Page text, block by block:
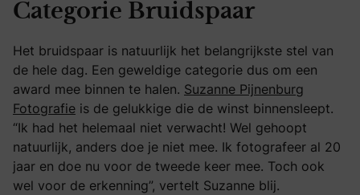
Categorie Bruidspaar
Het bruidspaar is natuurlijk het belangrijkste stel van
de hele dag. Een geweldige categorie dus om een
award mee binnen te halen. Suzanne Pijnenburg
Fotografie is de gelukkige die de winst binnensleept.
“Ik had het helemaal niet verwacht! Wel gehoopt
natuurlijk, anders doe je niet mee. Ik fotografeer al 20
jaar en doe nu voor de tweede keer mee. Toch ook
wel voor de erkenning”, vertelt Suzanne blij.